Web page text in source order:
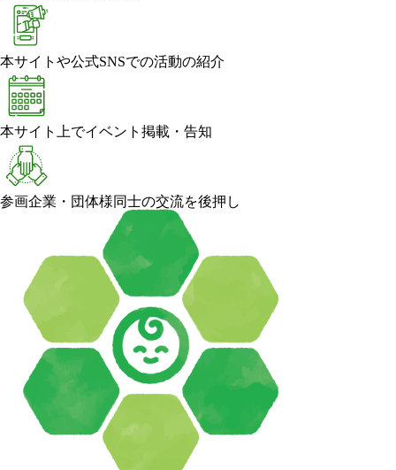
本サイトや公式SNSでの活動の紹介
本サイト上でイベント掲載・告知
参画企業・団体様同士の交流を後押し